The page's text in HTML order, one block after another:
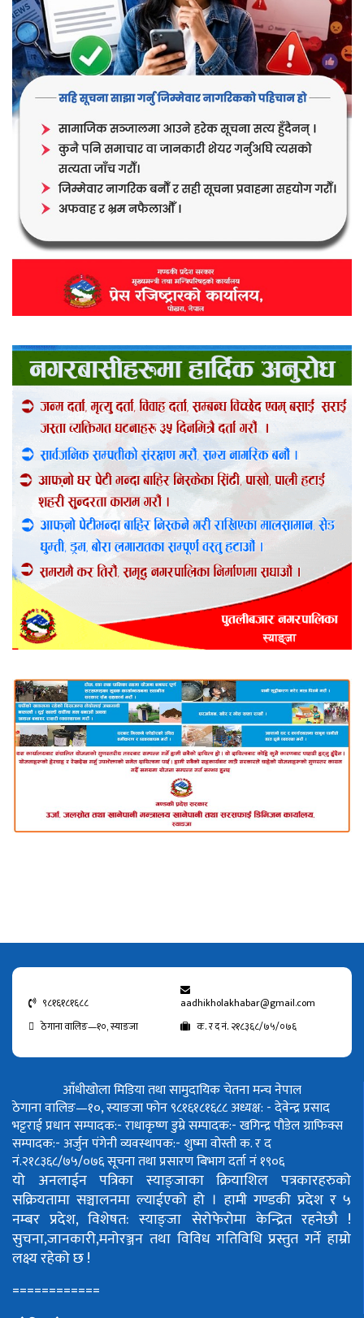
९८१६१८१६८८
aadhikholakhabar@gmail.com
ठेगाना वालिङ—१०, स्याङजा
क. र द नं. २१८३६८/७५/०७६
आँधीखोला मिडिया तथा सामुदायिक चेतना मन्च नेपाल
ठेगाना वालिङ—१०, स्याङजा फोन ९८१६१८१६८८अध्यक्ष: - देवेन्द्र प्रसाद
भट्टराईप्रधान सम्पादक:- राधाकृष्ण डुम्रेसम्पादक:- खगिन्द्र पौडेलग्राफिक्स
सम्पादक:- अर्जुन पंगेनीव्यवस्थापक:- शुष्मा वोस्तीक. र द
नं.२१८३६८/७५/०७६सूचना तथा प्रसारण बिभाग दर्ता नं १९०६
यो अनलाईन पत्रिका स्याङ्जाका क्रियाशिल पत्रकारहरुको
सक्रियतामा सञ्चालनमा ल्याईएको हो । हामी गण्डकी प्रदेश र ५
नम्बर प्रदेश, विशेषत: स्याङ्जा सेरोफेरोमा केन्द्रित रहनेछौ !
सुचना,जानकारी,मनोरञ्जन तथा विविध गतिविधि प्रस्तुत गर्ने हाम्रो
लक्ष्य रहेको छ !
============